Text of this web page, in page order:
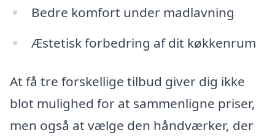
Bedre komfort under madlavning
Æstetisk forbedring af dit køkkenrum
At få tre forskellige tilbud giver dig ikke
blot mulighed for at sammenligne priser,
men også at vælge den håndværker, der